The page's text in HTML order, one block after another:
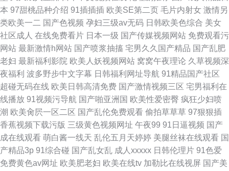
本 97甜桃品种介绍 91插插插 欧美SE第二页 毛片内射女 激情另
类欧美一二 国产色视频 孕妇三级av无码 日韩欧美色综合 美女
社区成人 在线免费看片 日本一级 国产传媒视频网站 免费观看污
网站 最新激情h网站 国产喷浆抽搐 宅男久久国产精品 国产乱肥
老妇 最新福利影院 欧美人妖视频网站 窝窝午夜理论 久草视频深
夜福利 波多野步中文字幕 日韩福利网址导航 91精品国产社区
超碰无码在线 欧美日韩高清免费 国产激情视频三区 宅男福利在
线播放 91视频污导航 国产啪亚洲国 欧美性爱密臀 疯狂少妇喷
潮 欧美肏屄一区二区 国产乱伦免费观看 偷拍草草草 97狠狠插
香蕉视频下载污版 三级黄色视频网址 午夜99 91日逼视频 国产
成在线观看 萌白酱一线天 乱伦五月天婷婷 美腿丝袜在线观看 国
产精品3p 91综合碰 国产乱女乱 成人xxxxx 日韩伦理片 91色爱
免费黄色av网址 欧美肥老妇 欧美在线tv 加勒比在线视屏 国产美